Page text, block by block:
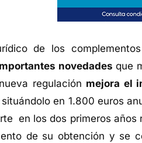
de los
novedades que
regulación mejora el
situándolo en 1.800 euros
en los dos primeros
de su obtención y se